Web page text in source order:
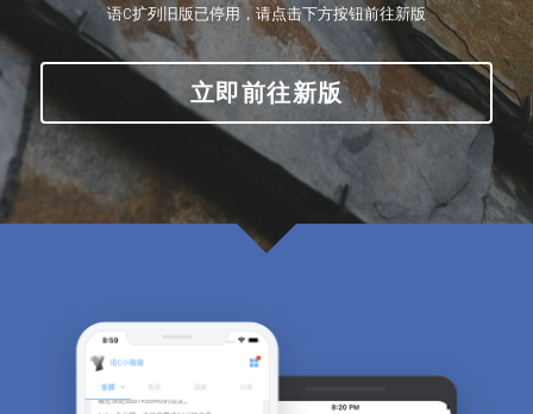
下单须知
提供技术支持
语C扩列旧版已停用，请点击下方按钮前往新版
立即前往新版